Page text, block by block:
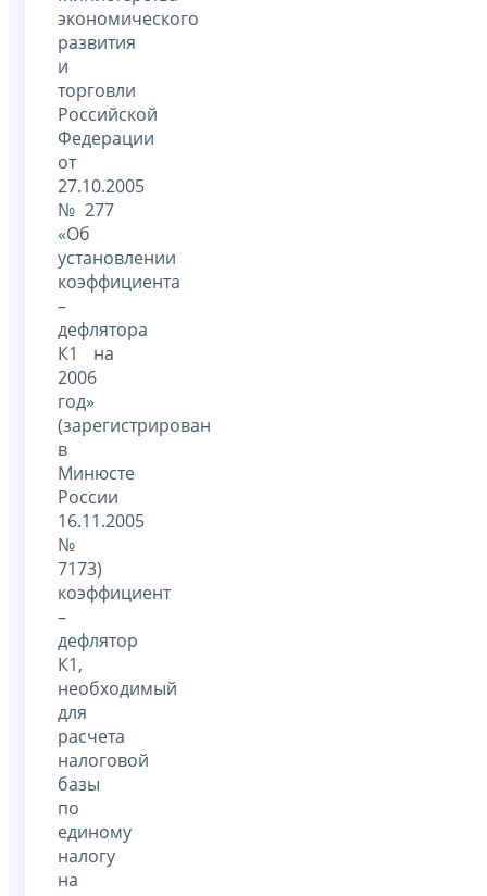
экономического
развития
и
торговли
Российской
Федерации
от
27.10.2005
№ 277
«Об
установлении
коэффициента
–
дефлятора
К1 на
2006
год»
(зарегистрирован
в
Минюсте
России
16.11.2005
№
7173)
коэффициент
–
дефлятор
К1,
необходимый
для
расчета
налоговой
базы
по
единому
налогу
на